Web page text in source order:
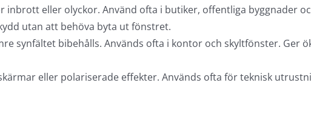
inbrott eller olyckor. Använd ofta i butiker, offentliga byggnader
utan att behöva byta ut fönstret.
synfältet bibehålls. Används ofta i kontor och skyltfönster. Ger
eller polariserade effekter. Används ofta för teknisk